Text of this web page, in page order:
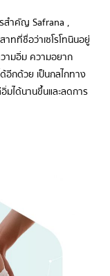
สำคัญ Safrana ,
ทที่ชื่อว่าเซโรโทนินอยู่
ามอิ่ม ความอยาก
อีกด้วย เป็นกลไกทาง
ได้นานขึ้นและลดการ